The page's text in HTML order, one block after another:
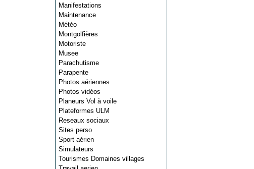
Manifestations
Maintenance
Météo
Montgolfières
Motoriste
Musee
Parachutisme
Parapente
Photos aériennes
Photos vidéos
Planeurs Vol à voile
Plateformes ULM
Reseaux sociaux
Sites perso
Sport aérien
Simulateurs
Tourismes Domaines villages